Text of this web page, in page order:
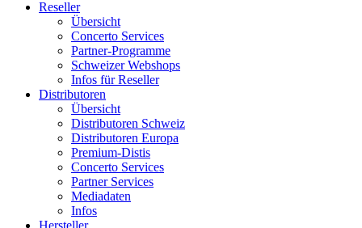
Reseller
Übersicht
Concerto Services
Partner-Programme
Schweizer Webshops
Infos für Reseller
Distributoren
Übersicht
Distributoren Schweiz
Distributoren Europa
Premium-Distis
Concerto Services
Partner Services
Mediadaten
Infos
Hersteller